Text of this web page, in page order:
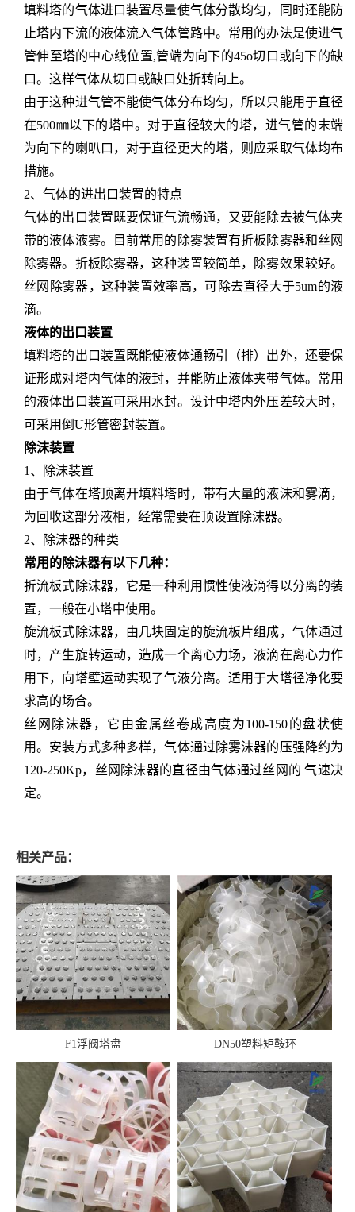
填料塔的气体进口装置尽量使气体分散均匀，同时还能防
止塔内下流的液体流入气体管路中。常用的办法是使进气
管伸至塔的中心线位置,管端为向下的45o切口或向下的缺
口。这样气体从切口或缺口处折转向上。
由于这种进气管不能使气体分布均匀，所以只能用于直径
在500㎜以下的塔中。对于直径较大的塔，进气管的末端
为向下的喇叭口，对于直径更大的塔，则应采取气体均布
措施。
2、气体的进出口装置的特点
气体的出口装置既要保证气流畅通，又要能除去被气体夹
带的液体液雾。目前常用的除雾装置有折板除雾器和丝网
除雾器。折板除雾器，这种装置较简单，除雾效果较好。
丝网除雾器，这种装置效率高，可除去直径大于5um的液
滴。
液体的出口装置
填料塔的出口装置既能使液体通畅引（排）出外，还要保
证形成对塔内气体的液封，并能防止液体夹带气体。常用
的液体出口装置可采用水封。设计中塔内外压差较大时，
可采用倒U形管密封装置。
除沫装置
1、除沫装置
由于气体在塔顶离开填料塔时，带有大量的液沫和雾滴，
为回收这部分液相，经常需要在顶设置除沫器。
2、除沫器的种类
常用的除沫器有以下几种：
折流板式除沫器，它是一种利用惯性使液滴得以分离的装
置，一般在小塔中使用。
旋流板式除沫器，由几块固定的旋流板片组成，气体通过
时，产生旋转运动，造成一个离心力场，液滴在离心力作
用下，向塔壁运动实现了气液分离。适用于大塔径净化要
求高的场合。
丝网除沫器，它由金属丝卷成高度为100-150的盘状使
用。安装方式多种多样，气体通过除雾沫器的压强降约为
120-250Kp，丝网除沫器的直径由气体通过丝网的 气速决
定。
相关产品：
F1浮阀塔盘 DN50塑料矩鞍环